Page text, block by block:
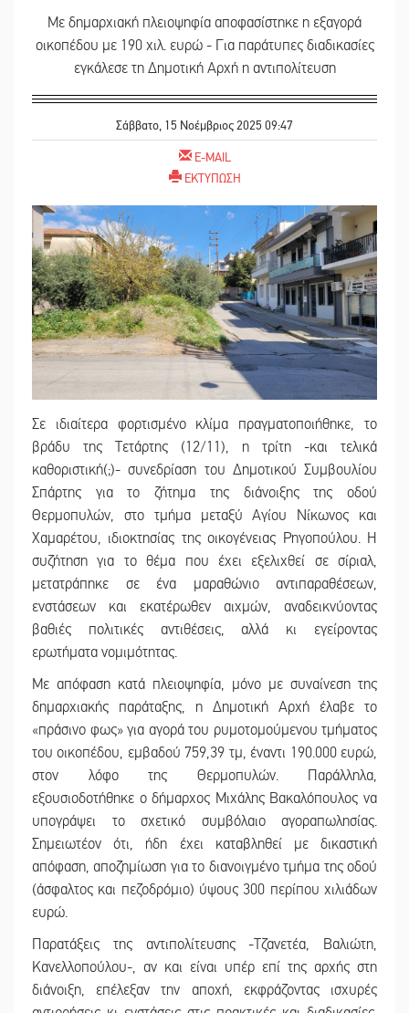
Με δημαρχιακή πλειοψηφία αποφασίστηκε η εξαγορά
οικοπέδου με 190 χιλ. ευρώ - Για παράτυπες διαδικασίες
εγκάλεσε τη Δημοτική Αρχή η αντιπολίτευση
Σάββατο, 15 Νοέμβριος 2025 09:47
E-MAIL
ΕΚΤΥΠΩΣΗ
Σε ιδιαίτερα φορτισμένο κλίμα πραγματοποιήθηκε, το
βράδυ της Τετάρτης (12/11), η τρίτη -και τελικά
καθοριστική(;)- συνεδρίαση του Δημοτικού Συμβουλίου
Σπάρτης για το ζήτημα της διάνοιξης της οδού
Θερμοπυλών, στο τμήμα μεταξύ Αγίου Νίκωνος και
Χαμαρέτου, ιδιοκτησίας της οικογένειας Ρηγοπούλου. Η
συζήτηση για το θέμα που έχει εξελιχθεί σε σίριαλ,
μετατράπηκε σε ένα μαραθώνιο αντιπαραθέσεων,
ενστάσεων και εκατέρωθεν αιχμών, αναδεικνύοντας
βαθιές πολιτικές αντιθέσεις, αλλά κι εγείροντας
ερωτήματα νομιμότητας.
Με απόφαση κατά πλειοψηφία, μόνο με συναίνεση της
δημαρχιακής παράταξης, η Δημοτική Αρχή έλαβε το
«πράσινο φως» για αγορά του ρυμοτομούμενου τμήματος
του οικοπέδου, εμβαδού 759,39 τμ, έναντι 190.000 ευρώ,
στον λόφο της Θερμοπυλών. Παράλληλα,
εξουσιοδοτήθηκε ο δήμαρχος Μιχάλης Βακαλόπουλος να
υπογράψει το σχετικό συμβόλαιο αγοραπωλησίας.
Σημειωτέον ότι, ήδη έχει καταβληθεί με δικαστική
απόφαση, αποζημίωση για το διανοιγμένο τμήμα της οδού
(άσφαλτος και πεζοδρόμιο) ύψους 300 περίπου χιλιάδων
ευρώ.
Παρατάξεις της αντιπολίτευσης -Τζανετέα, Βαλιώτη,
Κανελλοπούλου-, αν και είναι υπέρ επί της αρχής στη
διάνοιξη, επέλεξαν την αποχή, εκφράζοντας ισχυρές